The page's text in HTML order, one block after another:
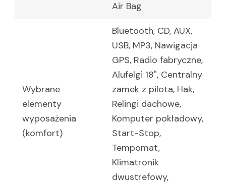
Air Bag
Wybrane
elementy
wyposażenia
(komfort)
Bluetooth, CD, AUX,
USB, MP3, Nawigacja
GPS, Radio fabryczne,
Alufelgi 18", Centralny
zamek z pilota, Hak,
Relingi dachowe,
Komputer pokładowy,
Start-Stop,
Tempomat,
Klimatronik
dwustrefowy,